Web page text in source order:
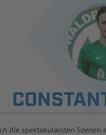
die spektakulärsten